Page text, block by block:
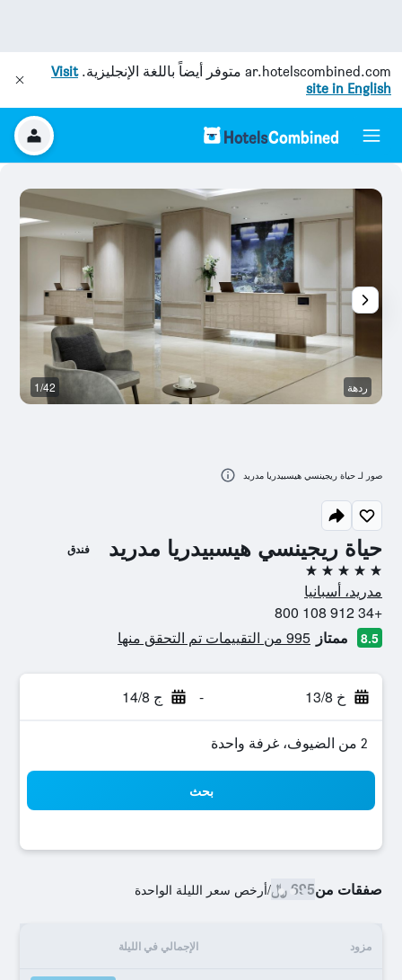
ar.hotelscombined.com متوفر أيضاً باللغة الإنجليزية.Visit
site in English
حياة ريجينسي هيسبيدريا مدريد فندق
5 نجوم
مدريد، أسبانيا
+34 912 108 800
8.5 ممتاز 995 من التقييمات تم التحقق منها
خ 13/8 - ج 14/8
2 من الضيوف، غرفة واحدة
بحث
صفقات من695 ﷼ /أرخص سعر الليلة الواحدة
مزود الإجمالي في الليلة
ردهة 1/42
صور لـ حياة ريجينسي هيسبيدريا مدريد